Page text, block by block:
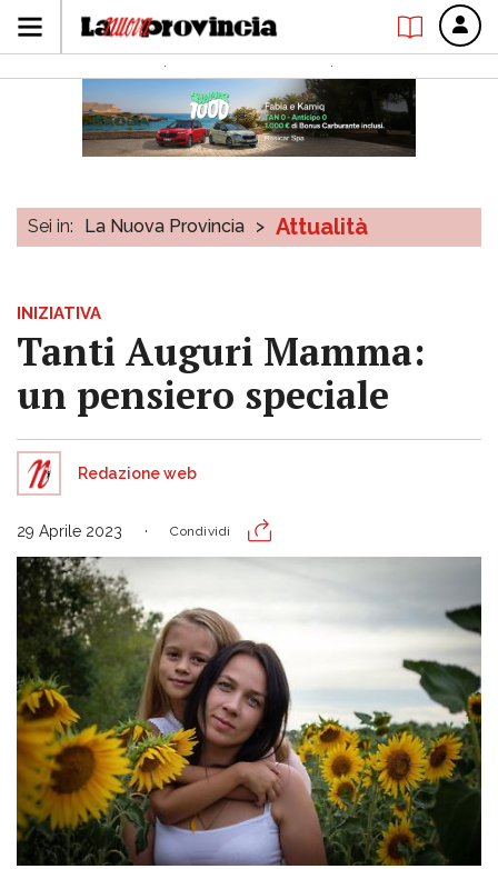
Sei in: La Nuova Provincia > Attualità
INIZIATIVA
Tanti Auguri Mamma:
un pensiero speciale
Redazione web
29 Aprile 2023 Condividi